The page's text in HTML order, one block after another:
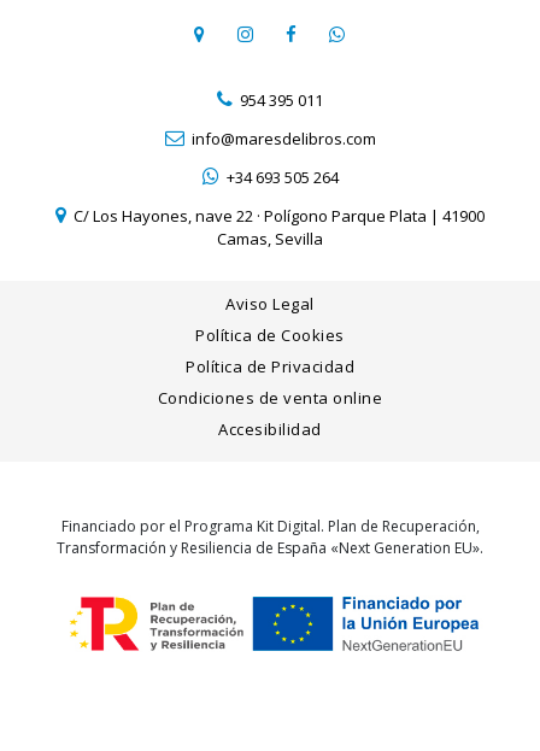
954 395 011
info@maresdelibros.com
+34 693 505 264
C/ Los Hayones, nave 22 · Polígono Parque Plata | 41900
Camas, Sevilla
Aviso Legal
Política de Cookies
Política de Privacidad
Condiciones de venta online
Accesibilidad
Financiado por el Programa Kit Digital. Plan de Recuperación,
Transformación y Resiliencia de España «Next Generation EU».